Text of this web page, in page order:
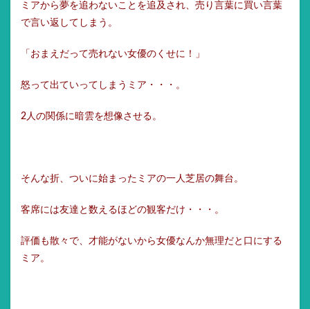
ミアから夢を追わないことを追及され、売り言葉に買い言葉
で言い返してしまう。
「おまえだって売れない女優のくせに！」
怒って出ていってしまうミア・・・。
2人の関係に暗雲を想像させる。
そんな折、ついに始まったミアの一人芝居の舞台。
客席には友達と数えるほどの観客だけ・・・。
評価も散々で、才能がないから女優なんか無理だと口にする
ミア。